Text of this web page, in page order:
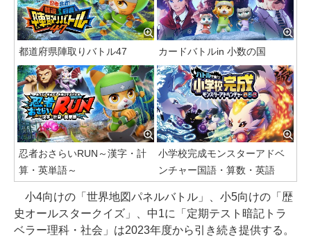
都道府県陣取りバトル47 カードバトルin 小数の国
忍者おさらいRUN～漢字・計
算・英単語～
小学校完成モンスターアドベ
ンチャー国語・算数・英語
小4向けの「世界地図パネルバトル」、小5向けの「歴
史オールスタークイズ」、中1に「定期テスト暗記トラ
ベラー理科・社会」は2023年度から引き続き提供する。